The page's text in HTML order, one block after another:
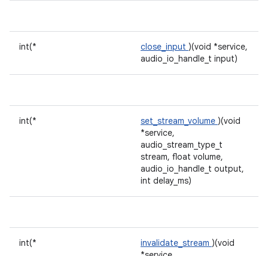
int(* close_input )(void *service,
audio_io_handle_t input)
int(* set_stream_volume )(void
*service,
audio_stream_type_t
stream, float volume,
audio_io_handle_t output,
int delay_ms)
int(* invalidate_stream )(void